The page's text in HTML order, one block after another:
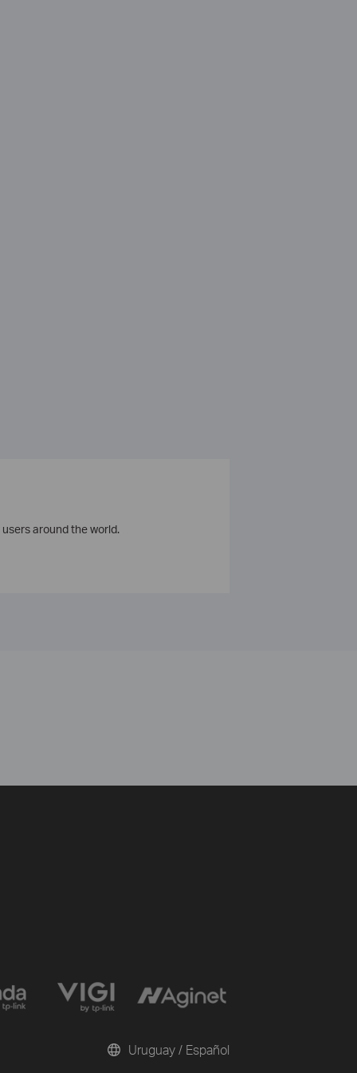
around the world.
Uruguay / Español